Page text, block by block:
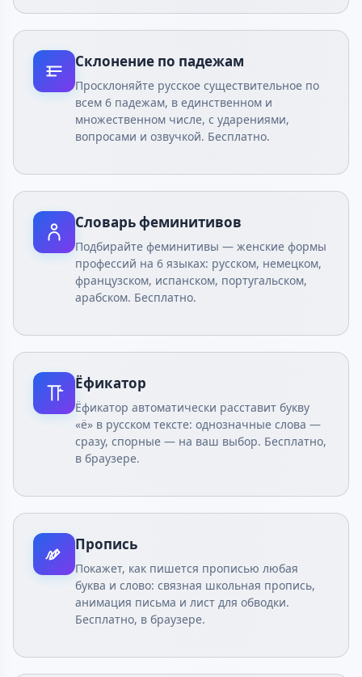
Склонение по падежам
Просклоняйте русское существительное по
всем 6 падежам, в единственном и
множественном числе, с ударениями,
вопросами и озвучкой. Бесплатно.
Словарь феминитивов
Подбирайте феминитивы — женские формы
профессий на 6 языках: русском, немецком,
французском, испанском, португальском,
арабском. Бесплатно.
Ёфикатор
Ёфикатор автоматически расставит букву
«ё» в русском тексте: однозначные слова —
сразу, спорные — на ваш выбор. Бесплатно,
в браузере.
Пропись
Покажет, как пишется прописью любая
буква и слово: связная школьная пропись,
анимация письма и лист для обводки.
Бесплатно, в браузере.